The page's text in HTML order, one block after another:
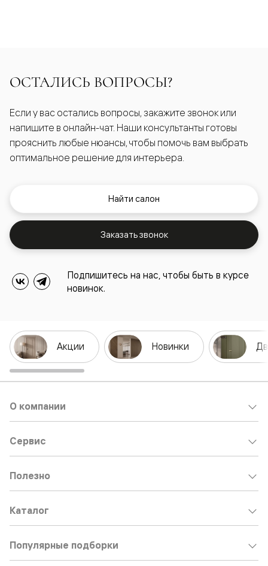
ОСТАЛИСЬ ВОПРОСЫ?
Если у вас остались вопросы, закажите звонок или
напишите в онлайн-чат. Наши консультанты готовы
прояснить любые нюансы, чтобы помочь вам выбрать
оптимальное решение для интерьера.
Найти салон
Заказать звонок
Подпишитесь на нас, чтобы быть в курсе
новинок.
Акции Новинки
О компании
Сервис
Полезно
Каталог
Популярные подборки